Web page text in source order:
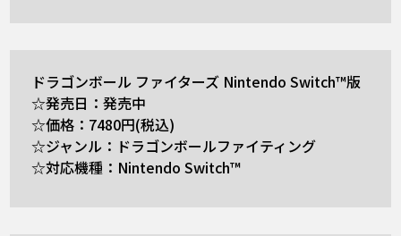
ドラゴンボール ファイターズ Nintendo Switch™版
☆発売日：発売中
☆価格：7480円(税込)
☆ジャンル：ドラゴンボールファイティング
☆対応機種：Nintendo Switch™